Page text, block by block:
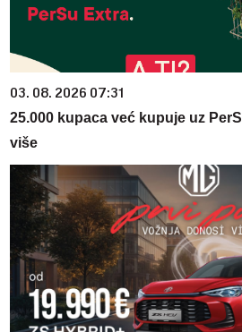
03. 08. 2026 07:31
25.000 kupaca već kupuje uz
više